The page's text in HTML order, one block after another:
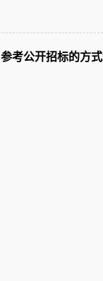
考公开招标的方